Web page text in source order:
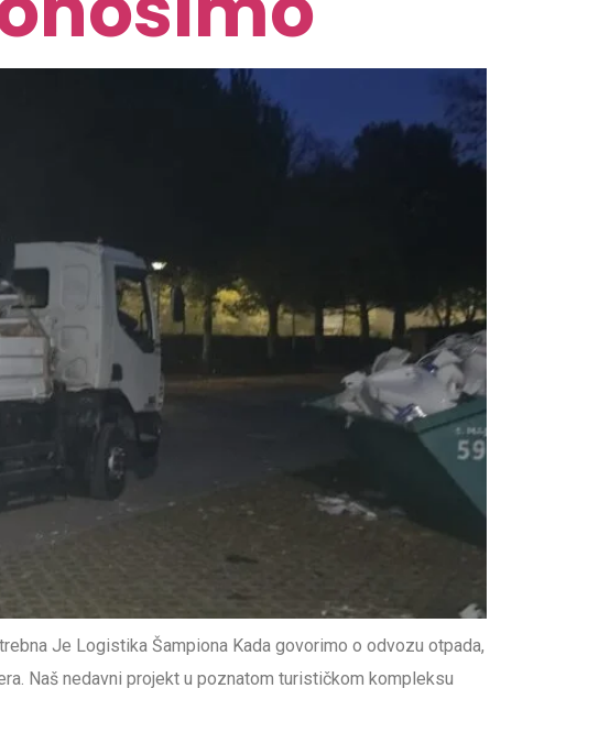
Je Logistika Šampiona Kada govorimo o odvozu otpada,
Naš nedavni projekt u poznatom turističkom kompleksu